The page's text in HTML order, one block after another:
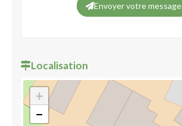
Envoyer votre message
Localisation
+
−